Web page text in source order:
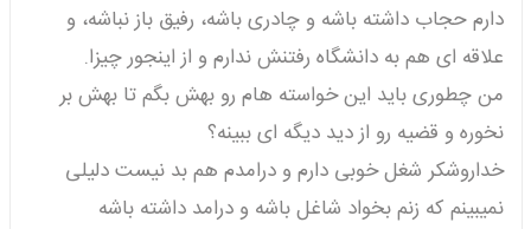
دارم حجاب داشته باشه و چادری باشه، رفیق باز نباشه، و
علاقه ای هم به دانشگاه رفتنش ندارم و از اینجور چیزا.
من چطوری باید این خواسته هام رو بهش بگم تا بهش بر
نخوره و قضیه رو از دید دیگه ای ببینه؟
خداروشکر شغل خوبی دارم و درامدم هم بد نیست دلیلی
نمیبینم که زنم بخواد شاغل باشه و درامد داشته باشه